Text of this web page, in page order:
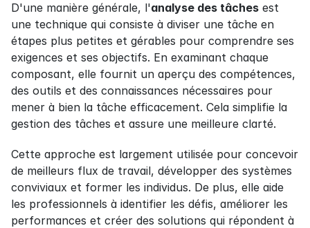
D'une manière générale, l'analyse des tâches est
une technique qui consiste à diviser une tâche en
étapes plus petites et gérables pour comprendre ses
exigences et ses objectifs. En examinant chaque
composant, elle fournit un aperçu des compétences,
des outils et des connaissances nécessaires pour
mener à bien la tâche efficacement. Cela simplifie la
gestion des tâches et assure une meilleure clarté.
Cette approche est largement utilisée pour concevoir
de meilleurs flux de travail, développer des systèmes
conviviaux et former les individus. De plus, elle aide
les professionnels à identifier les défis, améliorer les
performances et créer des solutions qui répondent à